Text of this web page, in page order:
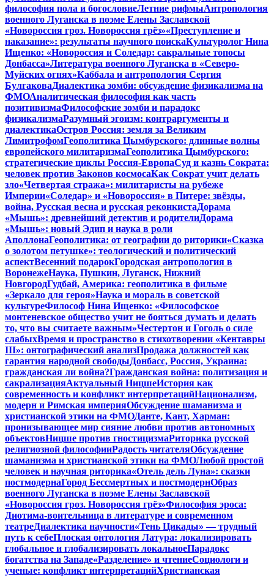
философия пола и богословиеЛетние рифмыАнтропология
военного Луганска в поэме Елены Заславской
«Новороссия гроз. Новороссия грёз»«Преступление и
наказание»: результаты научного поискаКультуролог Нина
Ищенко: «Новороссия и Соледар: сакральные топосы
Донбасса»Литература военного Луганска в «Северо-
Муйских огнях»Каббала и антропология Сергия
БулгаковаДиалектика зомби: обсуждение физикализма на
ФМОАналитическая философия как часть
позитивизмаФилософские зомби и парадокс
физикализмаРазумный эгоизм: контраргументы и
диалектикаОстров Россия: земля за Великим
ЛимитрофомГеополитика Цымбурского: длинные волны
европейского милитаризмаГеополитика Цымбурского:
стратегические циклы Россия-ЕвропаСуд и казнь Сократа:
человек против Законов космосаКак Сократ учит делать
зло«Четвертая стража»: милитаристы на рубеже
Империи«Соледар» и «Новороссия» в Питере: звёзды,
война, Русская весна и русская реконкистаДорама
«Мышь»: древнейший детектив и родителиДорама
«Мышь»: новый Эдип и наука в роли
АполлонаГеополитика: от географии до риторики«Сказка
о золотом петушке»: теологический и политический
аспектВесенний подарокГородская антропология в
ВоронежеНаука, Пушкин, Луганск, Нижний
НовгородГудбай, Америка: геополитика в фильме
«Зеркало для героя»Наука и мораль в советской
культуреФилософ Нина Ищенко: «Философское
монтеневское общество учит не бояться думать и делать
то, что вы считаете важным»Честертон и Гоголь о силе
слабыхВремя и пространство в стихотворении «Кентавры
III»: онтографический анализПродажа должностей как
гарантия народной свободыДонбасс, Россия, Украина:
гражданская ли война?Гражданская война: политизация и
сакрализацияАктуальный НицшеИстория как
современность и конфликт интерпретацийНационализм,
модерн и Римская империяОбсуждение шаманизма и
христианской этики на ФМОДанте, Кант, Харман:
пронизывающее мир сияние любви против автономных
объектовНицше против гностицизмаРиторика русской
религиозной философииРадость читателяОбсуждение
шаманизма и христианской этики на ФМОЛюбой простой
человек и научная риторика«Отель дель Луна»: сказки
постмодернаГород Бессмертных и постмодернОбраз
военного Луганска в поэме Елены Заславской
«Новороссия гроз. Новороссия грёз»Философия эроса:
Диотима-воительница в литературе и современном
театреДиалектика научности«Тень Цикады» — трудный
путь к себеПлоская онтология Латура: локализировать
глобальное и глобализировать локальноеПарадокс
богатства на Западе«Разделение» и чтениеСоциологи и
ученые: конфликт интерпретацийХристианская